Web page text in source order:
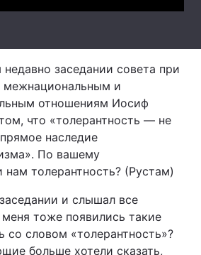
Думки
Вакансії
заседании совета при
межнациональным и
отношениям Иосиф
что «толерантность — не
наследие
По вашему
толерантность? (Рустам)
и слышал все
тоже появились такие
со словом «толерантность»?
больше хотели сказать,